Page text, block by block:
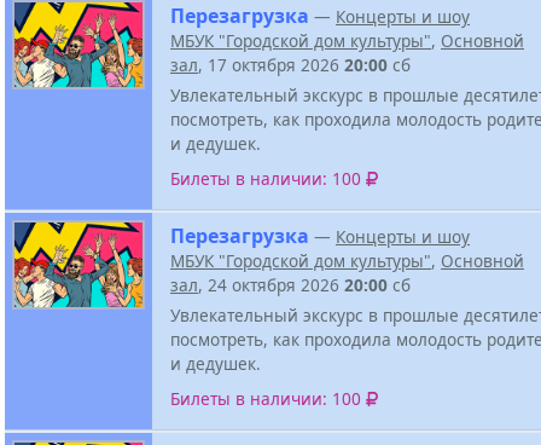
Перезагрузка — Концерты и шоу
МБУК "Городской дом культуры", Основной
зал, 17 октября 2026 20:00 сб
Увлекательный экскурс в прошлые
посмотреть, как проходила молодость
и дедушек.
Билеты в наличии: 100
Перезагрузка — Концерты и шоу
МБУК "Городской дом культуры", Основной
зал, 24 октября 2026 20:00 сб
Увлекательный экскурс в прошлые
посмотреть, как проходила молодость
и дедушек.
Билеты в наличии: 100